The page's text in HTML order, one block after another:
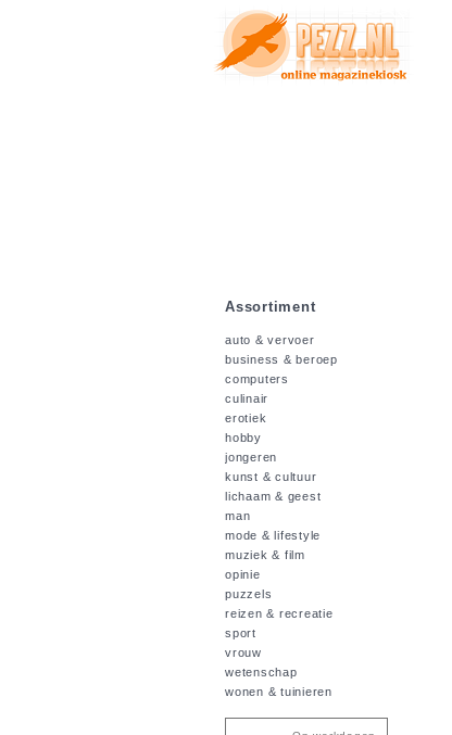
Assortiment
auto & vervoer
business & beroep
computers
culinair
erotiek
hobby
jongeren
kunst & cultuur
lichaam & geest
man
mode & lifestyle
muziek & film
opinie
puzzels
reizen & recreatie
sport
vrouw
wetenschap
wonen & tuinieren